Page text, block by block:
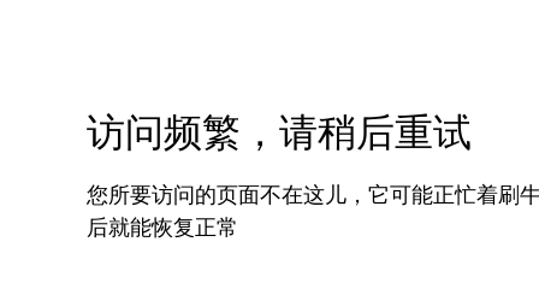
访问频繁，请稍后重试
您所要访问的页面不在这儿，它可能正忙着刷
后就能恢复正常